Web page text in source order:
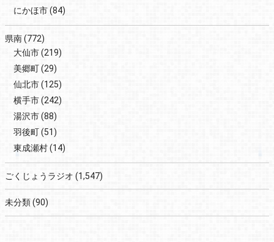
にかほ市(84)
県南(772)
大仙市(219)
美郷町(29)
仙北市(125)
横手市(242)
湯沢市(88)
羽後町(51)
東成瀬村(14)
ごくじょうラジオ (1,547)
未分類(90)